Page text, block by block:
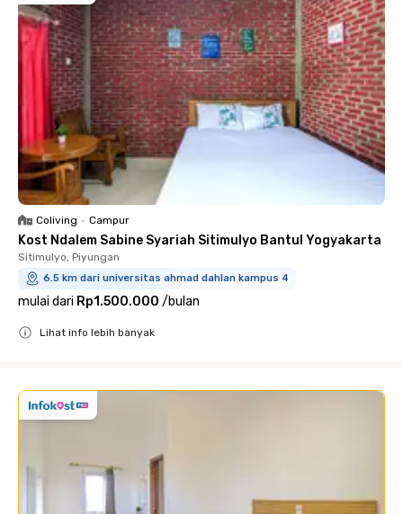
Coliving • Campur
Kost Ndalem Sabine Syariah Sitimulyo Bantul Yogyakarta
Sitimulyo, Piyungan
6.5 km dari universitas ahmad dahlan kampus 4
mulai dari Rp1.500.000 /bulan
Lihat info lebih banyak